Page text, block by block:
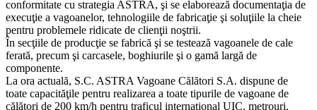
conformitate cu strategia ASTRA, şi se elaborează documentaţia de
execuţie a vagoanelor, tehnologiile de fabricaţie şi soluţiile la cheie
pentru problemele ridicate de clienţii noştrii.
În secţiile de producţie se fabrică şi se testează vagoanele de cale
ferată, precum şi carcasele, boghiurile şi o gamă largă de
componente.
La ora actuală, S.C. ASTRA Vagoane Călători S.A. dispune de
toate capacităţile pentru realizarea a toate tipurile de vagoane de
călători de 200 km/h pentru traficul internaţional UIC, metrouri,